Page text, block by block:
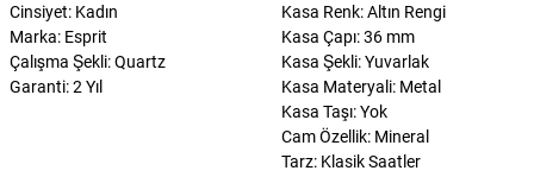
Cinsiyet: Kadın
Marka: Esprit
Çalışma Şekli: Quartz
Garanti: 2 Yıl
Kasa Renk: Altın Rengi
Kasa Çapı: 36 mm
Kasa Şekli: Yuvarlak
Kasa Materyali: Metal
Kasa Taşı: Yok
Cam Özellik: Mineral
Tarz: Klasik Saatler